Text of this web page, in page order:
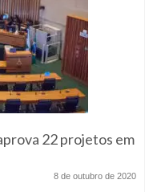
22 projetos em
8 de outubro de 2020